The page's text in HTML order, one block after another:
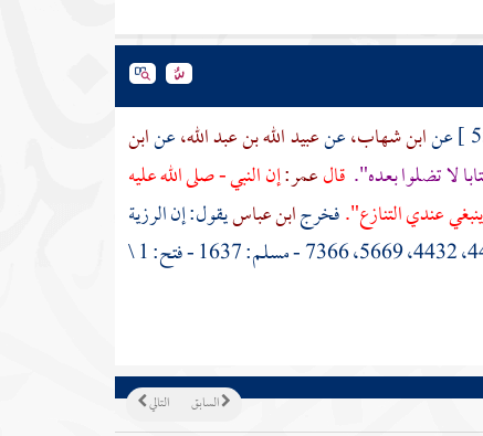
عنابن شهاب،عنعبيد الله بن عبد الله،عنابن
لا تضلوا بعده". قالعمر:إن النبي - صلى الله عليه
عندي التنازع".فخرجابن عباسيقول: إن الرزية
كل الرزية ما حال بين رسول الله - صلى الله عليه وسلم - وبين كتابه. [3053، 3168، 4431، 4432، 5669، 7366 - مسلم: 1637 - فتح: 1 \
التالي السابق